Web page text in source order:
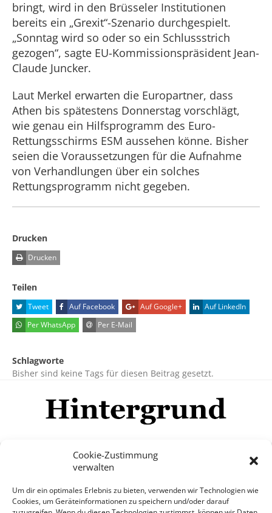
Cookie-Zustimmung
verwalten
Um dir ein optimales Erlebnis zu bieten, verwenden wir Technologien wie
Cookies, um Geräteinformationen zu speichern und/oder darauf
bringt, wird in den Brüsseler Institutionen
bereits ein „Grexit“-Szenario durchgespielt.
„Sonntag wird so oder so ein Schlussstrich
gezogen“, sagte EU-Kommissionspräsident Jean-
Claude Juncker.
Laut Merkel erwarten die Europartner, dass
Athen bis spätestens Donnerstag vorschlägt,
wie genau ein Hilfsprogramm des Euro-
Rettungsschirms ESM aussehen könne. Bisher
seien die Voraussetzungen für die Aufnahme
von Verhandlungen über ein solches
Rettungsprogramm nicht gegeben.
Drucken
Drucken
Teilen
Tweet Auf Facebook Auf Google+
Auf LinkedIn
Per WhatsApp
Per E-Mail
Schlagworte
Bisher sind keine Tags für diesen Beitrag gesetzt.
Mehr